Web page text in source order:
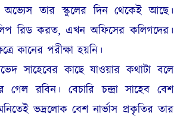
তার স্কুলের দিন থেকেই আছে।
রিড করত, এখন অফিসের কলিগদের।
কানের পরীক্ষা হয়নি।
সাহেবের কাছে যাওয়ার কথাটা বলে
গেল রবিন। বেচারি চন্দ্রা সাহেব বেশ
ভদ্রলোক বেশ নার্ভাস প্রকৃতির তার